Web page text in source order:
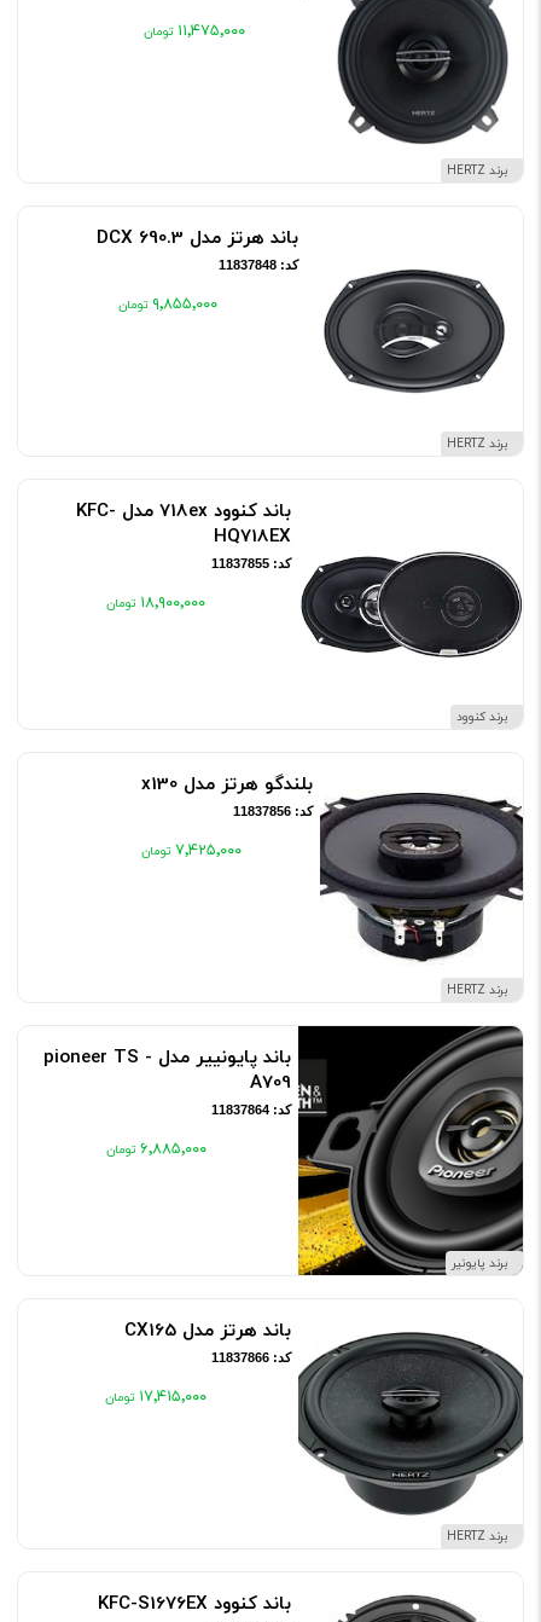
برند HERTZ
۱۱٬۴۷۵٬۰۰۰
برند HERTZ
باند هرتز مدل DCX 690.3
کد: 11837848
۹٬۸۵۵٬۰۰۰
برند کنوود
باند کنوود 718ex مدل KFC-
HQ718EX
کد: 11837855
۱۸٬۹۰۰٬۰۰۰
برند HERTZ
بلندگو هرتز مدل x130
کد: 11837856
۷٬۴۲۵٬۰۰۰
برند پایونیر
باند پایونییر مدل pioneer TS -
A709
کد: 11837864
۶٬۸۸۵٬۰۰۰
برند HERTZ
باند هرتز مدل CX165
کد: 11837866
۱۷٬۴۱۵٬۰۰۰
باند کنوود KFC-S1676EX